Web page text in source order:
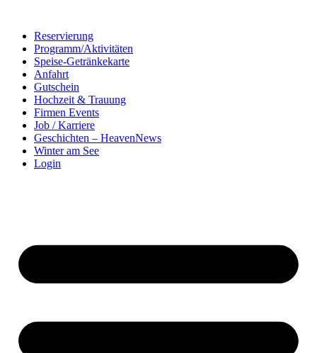
springenReservierung
Programm/Aktivitäten
Speise-Getränkekarte
Anfahrt
Gutschein
Hochzeit & Trauung
Firmen Events
Job / Karriere
Geschichten – HeavenNews
Winter am See
Login